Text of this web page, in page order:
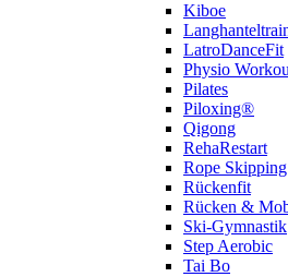
Kiboe
LatroDanceFit
Physio
Pilates
Piloxing®
Qigong
RehaRestart
Rope Skipping
Rückenfit
Rücken &
Ski-Gymnastik
Step Aerobic
Tai Bo